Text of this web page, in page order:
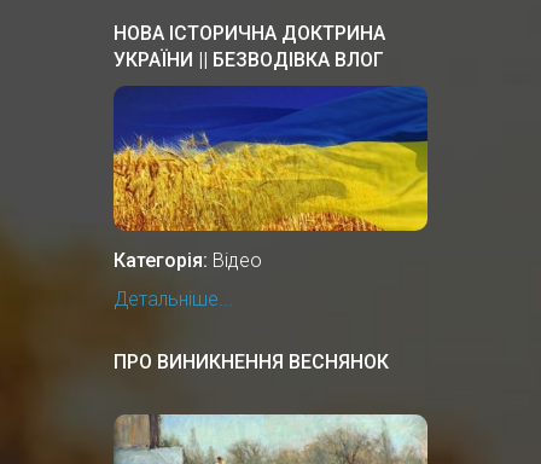
НОВА ІСТОРИЧНА ДОКТРИНА
УКРАЇНИ || БЕЗВОДІВКА ВЛОГ
Категорія: Відео
Детальніше...
ПРО ВИНИКНЕННЯ ВЕСНЯНОК